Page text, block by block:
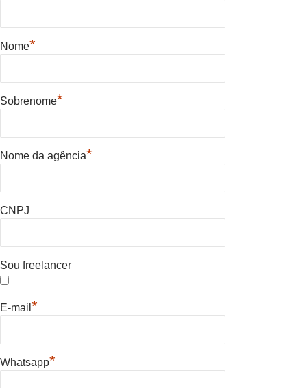
Nome*
Sobrenome*
Nome da agência*
CNPJ
Sou freelancer
E-mail *
Whatsapp*